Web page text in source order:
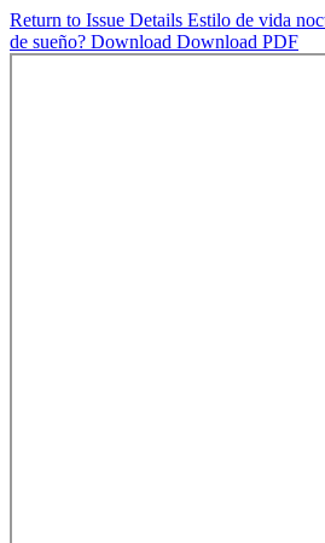
Return to Issue Details Estilo de vida
de sueño? Download Download PDF